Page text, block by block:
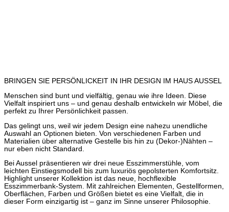
BRINGEN SIE PERSÖNLICKEIT IN IHR DESIGN IM HAUS AUSSEL
Menschen sind bunt und vielfältig, genau wie ihre Ideen. Diese
Vielfalt inspiriert uns – und genau deshalb entwickeln wir Möbel, die
perfekt zu Ihrer Persönlichkeit passen.
Das gelingt uns, weil wir jedem Design eine nahezu unendliche
Auswahl an Optionen bieten. Von verschiedenen Farben und
Materialien über alternative Gestelle bis hin zu (Dekor-)Nähten –
nur eben nicht Standard.
Bei Aussel präsentieren wir drei neue Esszimmerstühle, vom
leichten Einstiegsmodell bis zum luxuriös gepolsterten Komfortsitz.
Highlight unserer Kollektion ist das neue, hochflexible
Esszimmerbank-System. Mit zahlreichen Elementen, Gestellformen,
Oberflächen, Farben und Größen bietet es eine Vielfalt, die in
dieser Form einzigartig ist – ganz im Sinne unserer Philosophie.